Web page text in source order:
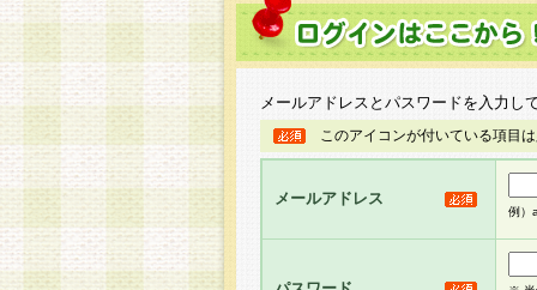
メールアドレスとパスワードを入力し
このアイコンが付いている項目
メールアドレス
例）